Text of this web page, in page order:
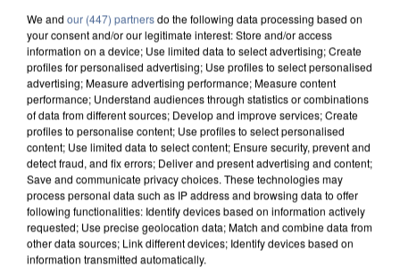
We and our (447) partnersdo the following data processing based on
your consent and/or our legitimate interest: Store and/or access
information on a device; Use limited data to select advertising; Create
profiles for personalised advertising; Use profiles to select personalised
advertising; Measure advertising performance; Measure content
performance; Understand audiences through statistics or combinations
of data from different sources; Develop and improve services; Create
profiles to personalise content; Use profiles to select personalised
content; Use limited data to select content; Ensure security, prevent and
detect fraud, and fix errors; Deliver and present advertising and content;
Save and communicate privacy choices. These technologies may
process personal data such as IP address and browsing data to offer
following functionalities: Identify devices based on information actively
requested; Use precise geolocation data; Match and combine data from
other data sources; Link different devices; Identify devices based on
information transmitted automatically.